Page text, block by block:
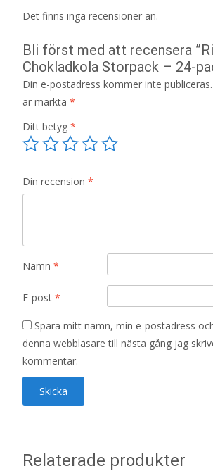
Det finns inga recensioner än.
Bli först med att recensera
Chokladkola Storpack – 24-
Din e-postadress kommer inte publiceras.
är märkta *
Ditt betyg *
Din recension *
Namn *
E-post *
Spara mitt namn, min e-postadress
denna webbläsare till nästa gång jag
kommentar.
Relaterade produkter